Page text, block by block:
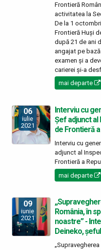
Frontieră
activitatea la
De la 1
Frontieră Huși
după 21 de ani
angajat pe
examen și a
carierei și-a
mai departe
06
iulie
2021
Interviu cu
Șef adjunct al
de Frontieră
Interviu cu
adjunct al
Frontieră a
mai departe
09
iunie
2021
România, în
noastre” -
Deineko,